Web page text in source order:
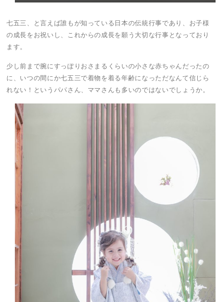
七五三、と言えば誰もが知っている日本の伝統行事であり、お子様
の成長をお祝いし、これからの成長を願う大切な行事となっており
ます。
少し前まで腕にすっぽりおさまるくらいの小さな赤ちゃんだったの
に、いつの間にか七五三で着物を着る年齢になっただなんて信じら
れない！というパパさん、ママさんも多いのではないでしょうか。